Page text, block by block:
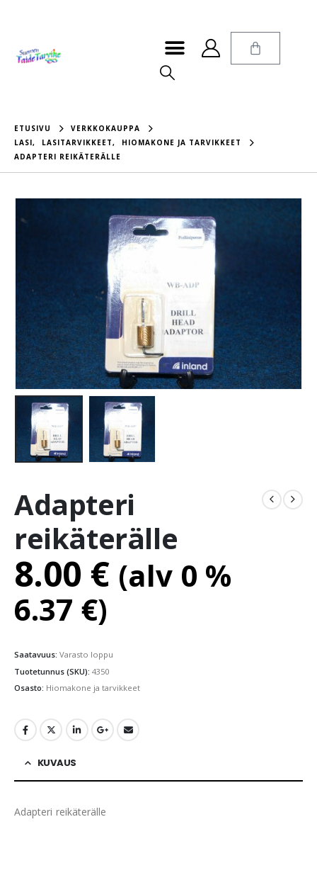
ETUSIVU
VERKKOKAUPPA
LASI, LASITARVIKKEET,
HIOMAKONE JA TARVIKKEET
ADAPTERI REIKÄTERÄLLE
Adapteri
reikäterälle
8.00 € (alv 0 %
6.37 €)
Saatavuus: Varasto loppu
Tuotetunnus (SKU): 4350
Osasto: Hiomakone ja tarvikkeet
KUVAUS
Adapteri reikäterälle